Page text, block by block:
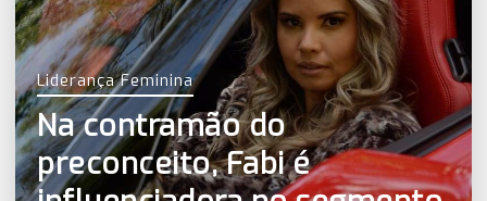
Liderança Feminina
Na contramão do
preconceito, Fabi é